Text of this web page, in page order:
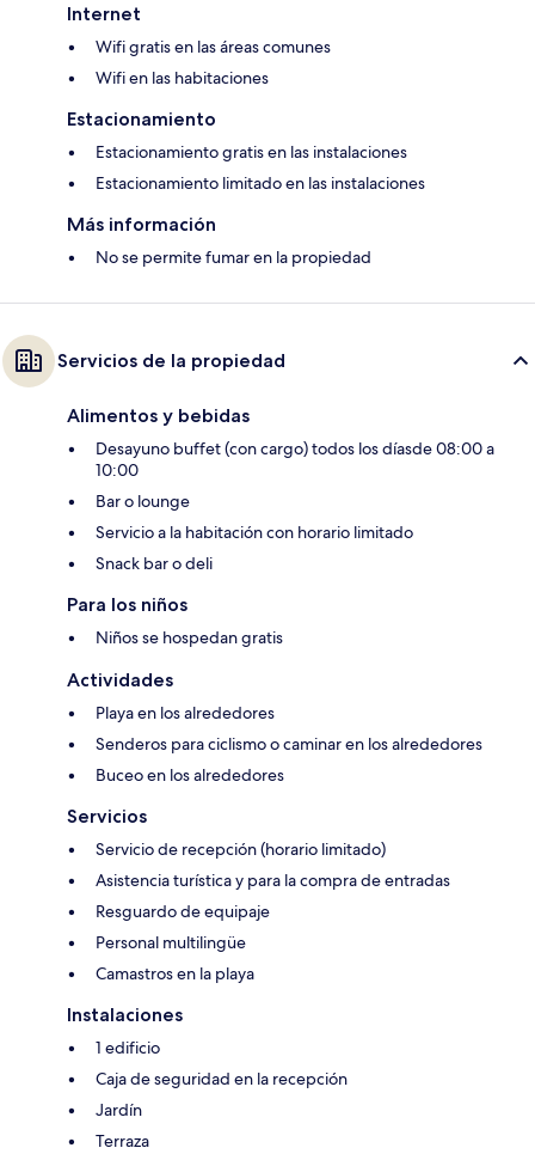
Internet
Wifi gratis en las áreas comunes
Wifi en las habitaciones
Estacionamiento
Estacionamiento gratis en las instalaciones
Estacionamiento limitado en las instalaciones
Más información
No se permite fumar en la propiedad
Servicios de la propiedad
Alimentos y bebidas
Desayuno buffet (con cargo) todos los díasde 08:00 a
10:00
Bar o lounge
Servicio a la habitación con horario limitado
Snack bar o deli
Para los niños
Niños se hospedan gratis
Actividades
Playa en los alrededores
Senderos para ciclismo o caminar en los alrededores
Buceo en los alrededores
Servicios
Servicio de recepción (horario limitado)
Asistencia turística y para la compra de entradas
Resguardo de equipaje
Personal multilingüe
Camastros en la playa
Instalaciones
1 edificio
Caja de seguridad en la recepción
Jardín
Terraza